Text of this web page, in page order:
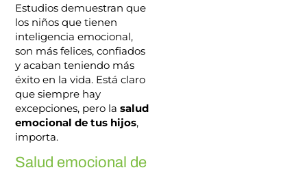
Estudios demuestran que
los niños que tienen
inteligencia emocional,
son más felices, confiados
y acaban teniendo más
éxito en la vida. Está claro
que siempre hay
excepciones, pero lasalud
emocional de tus hijos,
importa.
Salud emocional de